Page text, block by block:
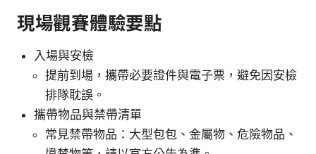
現場觀賽體驗要點
入場與安檢
提前到場，攜帶必要證件與電子票，避免因安檢
排隊耽誤。
攜帶物品與禁帶清單
常見禁帶物品：大型包包、金屬物、危險物品、